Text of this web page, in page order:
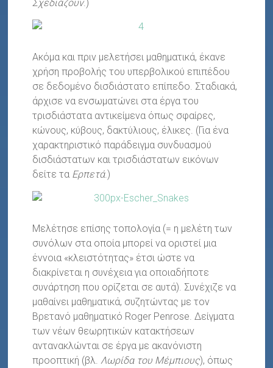
Σχεδιάζουν.)
Ακόμα και πριν μελετήσει μαθηματικά, έκανε
χρήση προβολής του υπερβολικού επιπέδου
σε δεδομένο δισδιάστατο επίπεδο. Σταδιακά,
άρχισε να ενσωματώνει στα έργα του
τρισδιάστατα αντικείμενα όπως σφαίρες,
κώνους, κύβους, δακτύλιους, έλικες. (Για ένα
χαρακτηριστικό παράδειγμα συνδυασμού
δισδιάστατων και τρισδιάστατων εικόνων
δείτε τα Ερπετά.)
Μελέτησε επίσης τοπολογία (= η μελέτη των
συνόλων στα οποία μπορεί να οριστεί μια
έννοια «κλειστότητας» έτσι ώστε να
διακρίνεται η συνέχεια για οποιαδήποτε
συνάρτηση που ορίζεται σε αυτά). Συνέχιζε να
μαθαίνει μαθηματικά, συζητώντας με τον
Βρετανό μαθηματικό Roger Penrose. Δείγματα
των νέων θεωρητικών κατακτήσεων
αντανακλώνται σε έργα με ακανόνιστη
προοπτική (βλ.Λωρίδα του Μέμπιους), όπως